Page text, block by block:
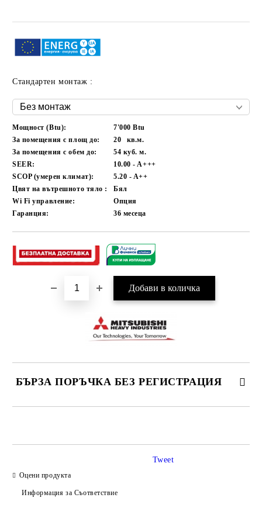
Стандартен монтаж :
Мощност (Btu):
7'000 Btu
За помещения с площ до:
20
кв.м.
За помещения с обем до:
54 куб. м.
SEER:
10.00 - A+++
SCOP (умерен климат):
5.20 - A++
Цвят на вътрешното тяло :
Бял
Wi Fi управление:
Опция
Гаранция:
36 месеца
БЪРЗА ПОРЪЧКА БЕЗ РЕГИСТРАЦИЯ
Съгласен съм сПолитиката за лични данни
Оцени продукта
Информация за Съответствие
Tweet